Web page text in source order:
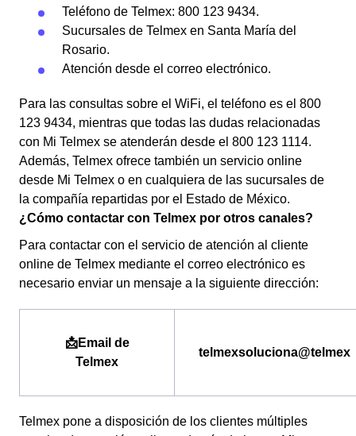
Teléfono de Telmex: 800 123 9434.
Sucursales de Telmex en Santa María del
Rosario.
Atención desde el correo electrónico.
Para las consultas sobre el WiFi, el teléfono es el 800
123 9434, mientras que todas las dudas relacionadas
con Mi Telmex se atenderán desde el 800 123 1114.
Además, Telmex ofrece también un servicio online
desde Mi Telmex o en cualquiera de las sucursales de
la compañía repartidas por el Estado de México.
¿Cómo contactar con Telmex por otros canales?
Para contactar con el servicio de atención al cliente
online de Telmex mediante el correo electrónico es
necesario enviar un mensaje a la siguiente dirección:
📩Email de
Telmex
telmexsoluciona@telmex
Telmex pone a disposición de los clientes múltiples